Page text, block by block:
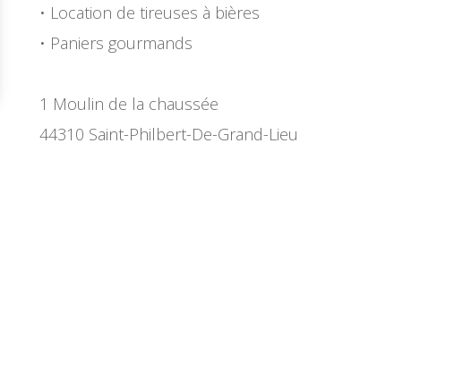
• Location de tireuses à bières
• Paniers gourmands
1 Moulin de la chaussée
44310 Saint-Philbert-De-Grand-Lieu